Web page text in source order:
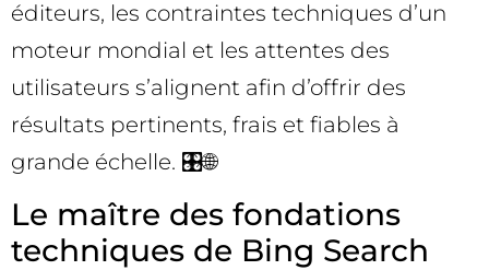
éditeurs, les contraintes techniques d’un
moteur mondial et les attentes des
utilisateurs s’alignent afin d’offrir des
résultats pertinents, frais et fiables à
grande échelle. 🎛️🌐
Le maître des fondations
techniques de Bing Search